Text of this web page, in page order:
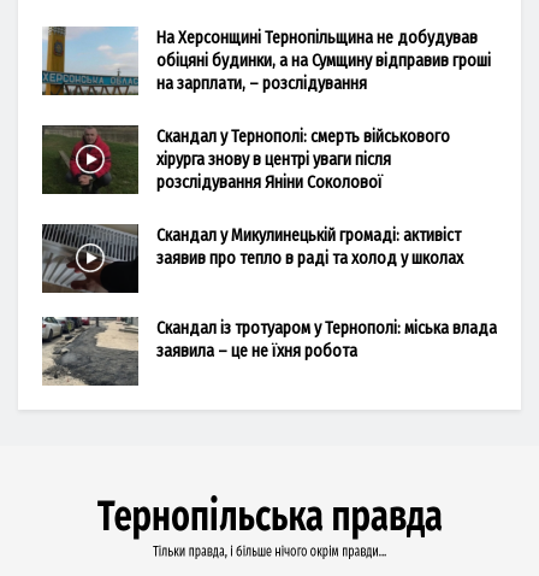
На Херсонщині Тернопільщина не добудував
обіцяні будинки, а на Сумщину відправив гроші
на зарплати, – розслідування
Скандал у Тернополі: смерть військового
хірурга знову в центрі уваги після
розслідування Яніни Соколової
Скандал у Микулинецькій громаді: активіст
заявив про тепло в раді та холод у школах
Скандал із тротуаром у Тернополі: міська влада
заявила – це не їхня робота